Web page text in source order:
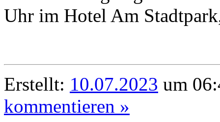
Uhr im Hotel Am
Erstellt: 10.07.2023 um
kommentieren »